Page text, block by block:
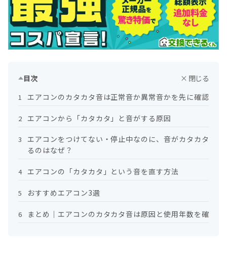
目次
1 エアコンのカタカタ音は正常音か異常音かを先に確認
2 エアコンから「カタカタ」と音がする原因
3
エアコンをつけてない・停止中なのに、音がカタカタす
るのはなぜ？
4 エアコンの「カタカタ」という音を直す方法
5 おすすめエアコン3選
6 まとめ｜エアコンのカタカタ音は原因と使用年数を確認